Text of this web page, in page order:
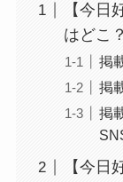
【今日
はどこ？
掲
掲
掲
【今日